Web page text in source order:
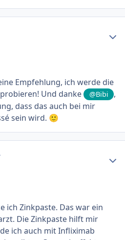
Empfehlung, ich werde die
Und danke
@Bibi
,
dass das auch bei mir
sein wird. 🙂
ich Zinkpaste. Das war ein
Die Zinkpaste hilft mir
ich auch mit Infliximab